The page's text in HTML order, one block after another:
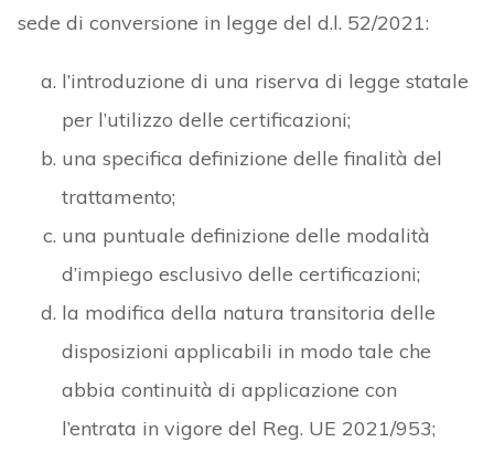
sede di conversione in legge del d.l. 52/2021:
l’introduzione di una riserva di legge statale
per l’utilizzo delle certificazioni;
una specifica definizione delle finalità del
trattamento;
una puntuale definizione delle modalità
d’impiego esclusivo delle certificazioni;
la modifica della natura transitoria delle
disposizioni applicabili in modo tale che
abbia continuità di applicazione con
l’entrata in vigore del Reg. UE 2021/953;